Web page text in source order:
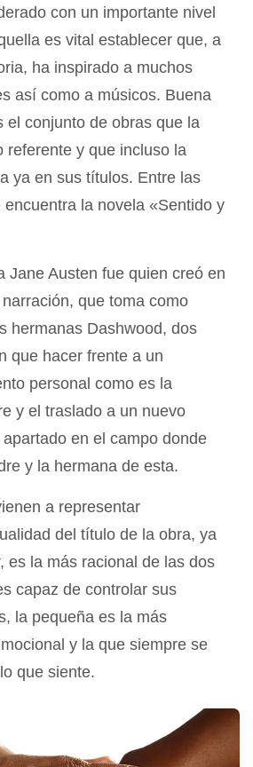
con un importante nivel
es vital establecer que, a
ha inspirado a muchos
así como a músicos. Buena
el conjunto de obras que la
referente y que incluso la
ya en sus títulos. Entre las
la novela «Sentido y
Jane Austen fue quien creó en
que toma como
hermanas Dashwood, dos
que hacer frente a un
personal como es la
y el traslado a un nuevo
en el campo donde
y la hermana de esta.
a representar
del título de la obra, ya
es la más racional de las dos
capaz de controlar sus
la pequeña es la más
y la que siempre se
que siente.